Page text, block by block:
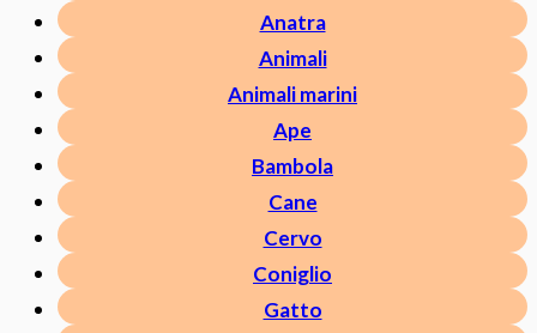
Anatra
Animali
Animali marini
Ape
Bambola
Cane
Cervo
Coniglio
Gatto